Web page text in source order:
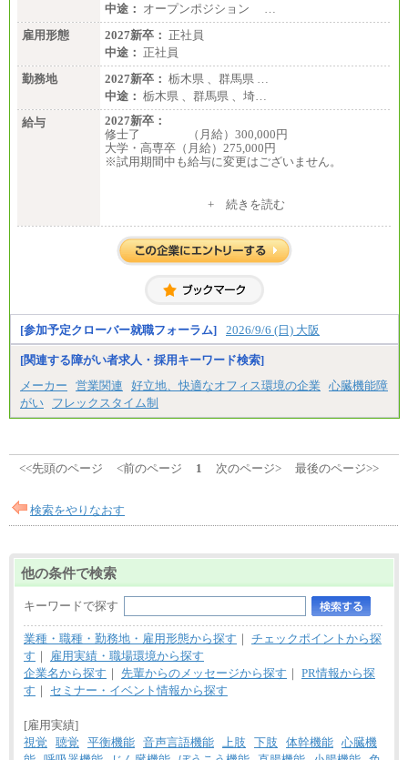
＜有期社員コース＞
■(株)JTBビジネストランスフォーム
有期契約職 月給185,000～195,000円
※詳細はJTBキャリアサイトよりご確認ください。
■(株)JTBパブリッシング ※2027年新卒募集終了
総合職 月給241,000円
中途：
①月給227,000円以上
②月給212,000円以上
③月給172,500円以上
④月給23万円～37万円
⑤月給20万円～25万円
⑦月給271,000円以上
⑧～⑮月給200,000円〜月給400,000円
⑯月給185,000円以上
⑰月給237,000円以上
⑱月給212,000円以上
⑲東京：月給202,000 円以上 、京都：月給193,000 円
⑳月給205,000円以上
㉒月給185,000 円以上
㉓月給224,500円以上
※全コース共通※ 能力・経験・勤務地などにより
異なります
※試用期間中も給与に変更はございません。
中途： オープンポジション …
雇用形態
2027新卒： 正社員
中途： 正社員
勤務地
2027新卒： 栃木県 、群馬県 …
中途： 栃木県 、群馬県 、埼…
給与
2027新卒：
修士了 （月給）300,000円
大学・高専卒（月給）275,000円
※試用期間中も給与に変更はございません。
大学・高専卒（月給）275,000円
※試用期間中も給与に変更はございません。
+ 続きを読む
[参加予定クローバー就職フォーラム] 2026/9/6 (日) 大阪
[関連する障がい者求人・採用キーワード検索]
メーカー
営業関連 好立地、快適なオフィス環境の企業
心臓機能障
がい
フレックスタイム制
<<先頭のページ <前のページ 1 次のページ> 最後のページ>>
検索をやりなおす
他の条件で検索
キーワードで探す
業種・職種・勤務地・雇用形態から探す ｜ チェックポイントから探
す ｜
雇用実績・職場環境から探す
企業名から探す ｜ 先輩からのメッセージから探す ｜ PR情報から探
す ｜ セミナー・イベント情報から探す
[雇用実績]
視覚
聴覚 平衡機能 音声言語機能 上肢 下肢 体幹機能 心臓機